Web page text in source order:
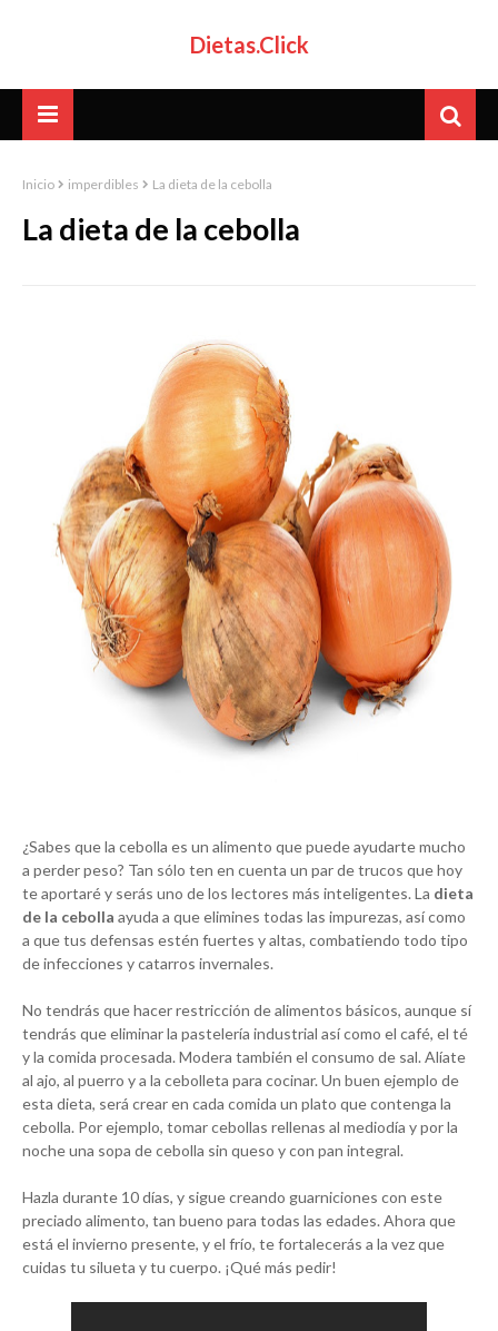
Dietas.Click
Inicio imperdibles La dieta de la cebolla
La dieta de la cebolla
¿Sabes que la cebolla es un alimento que puede ayudarte mucho
a perder peso? Tan sólo ten en cuenta un par de trucos que hoy
te aportaré y serás uno de los lectores más inteligentes. La dieta
de la cebolla ayuda a que elimines todas las impurezas, así como
a que tus defensas estén fuertes y altas, combatiendo todo tipo
de infecciones y catarros invernales.
No tendrás que hacer restricción de alimentos básicos, aunque sí
tendrás que eliminar la pastelería industrial así como el café, el té
y la comida procesada. Modera también el consumo de sal. Alíate
al ajo, al puerro y a la cebolleta para cocinar. Un buen ejemplo de
esta dieta, será crear en cada comida un plato que contenga la
cebolla. Por ejemplo, tomar cebollas rellenas al mediodía y por la
noche una sopa de cebolla sin queso y con pan integral.
Hazla durante 10 días, y sigue creando guarniciones con este
preciado alimento, tan bueno para todas las edades. Ahora que
está el invierno presente, y el frío, te fortalecerás a la vez que
cuidas tu silueta y tu cuerpo. ¡Qué más pedir!